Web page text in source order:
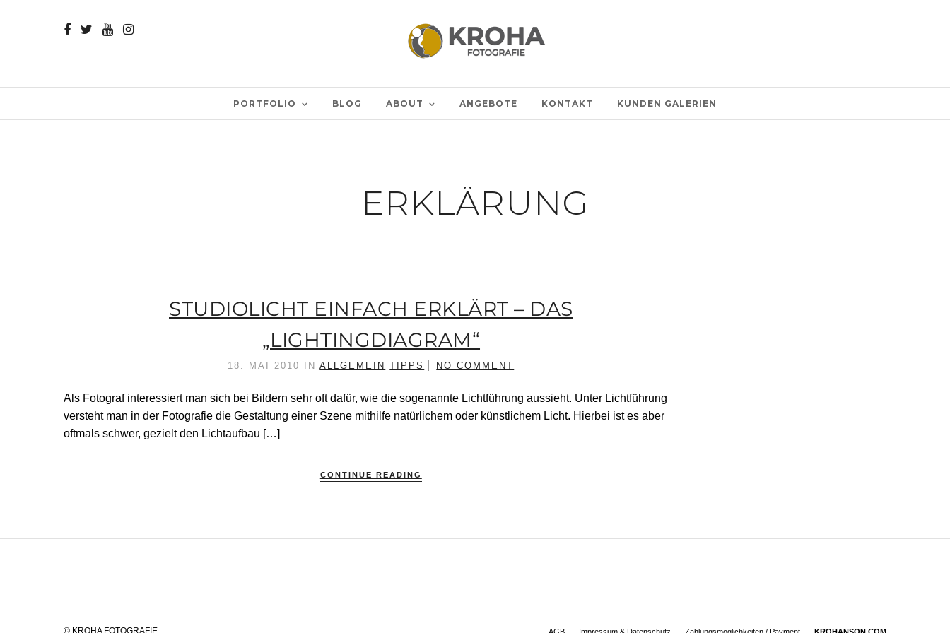
PORTFOLIO BLOG ABOUT ANGEBOTE KONTAKT KUNDEN GALERIEN
ERKLÄRUNG
STUDIOLICHT EINFACH ERKLÄRT – DAS
„LIGHTINGDIAGRAM“
18. MAI 2010 INALLGEMEIN TIPPS NO COMMENT
Als Fotograf interessiert man sich bei Bildern sehr oft dafür, wie die sogenannte Lichtführung aussieht. Unter Lichtführung
versteht man in der Fotografie die Gestaltung einer Szene mithilfe natürlichem oder künstlichem Licht. Hierbei ist es aber
oftmals schwer, gezielt den Lichtaufbau […]
CONTINUE READING
© KROHA FOTOGRAFIE